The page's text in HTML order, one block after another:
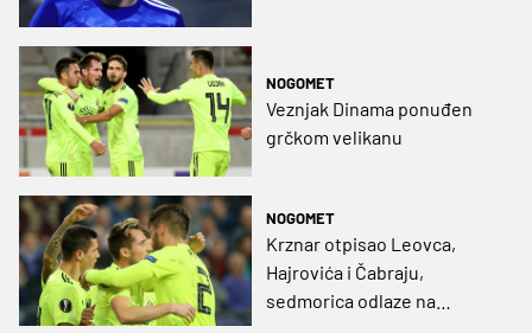
NOGOMET
Veznjak Dinama ponuđen
grčkom velikanu
NOGOMET
Krznar otpisao Leovca,
Hajrovića i Čabraju,
sedmorica odlaze na